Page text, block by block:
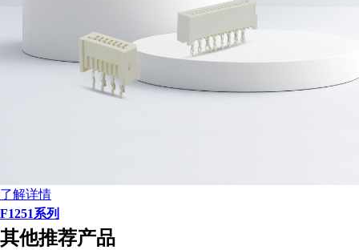
了解详情
F1251系列
其他推荐产品